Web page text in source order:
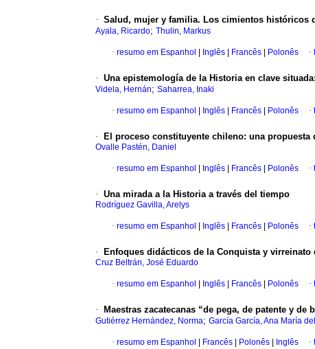
· Salud, mujer y familia. Los cimientos históricos
Ayala, Ricardo; Thulin, Markus
· resumo em Espanhol Inglês Francês Polonês ·
· Una epistemología de la Historia en clave
Videla, Hernán; Saharrea, Inaki
· resumo em Espanhol Inglês Francês Polonês ·
· El proceso constituyente chileno: una propuesta
Ovalle Pastén, Daniel
· resumo em Espanhol Inglês Francês Polonês ·
· Una mirada a la Historia a través del tiempo
Rodríguez Gavilla, Arelys
· resumo em Espanhol Inglês Francês Polonês ·
· Enfoques didácticos de la Conquista y
Cruz Beltrán, José Eduardo
· resumo em Espanhol Inglês Francês Polonês ·
· Maestras zacatecanas “de pega, de patente y
Gutiérrez Hernández, Norma; García García, Ana María
· resumo em Espanhol Francês Polonês Inglês ·